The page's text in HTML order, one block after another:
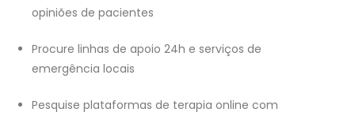
opiniões de pacientes
Procure linhas de apoio 24h e serviços de
emergência locais
Pesquise plataformas de terapia online com